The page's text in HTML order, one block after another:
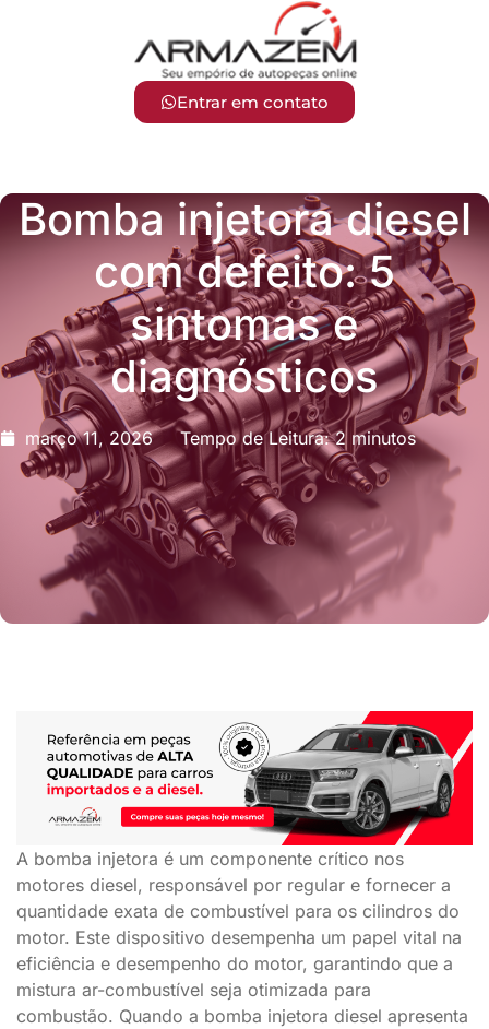
Entrar em contato
Bomba injetora diesel
com defeito: 5
sintomas e
diagnósticos
março 11, 2026 Tempo de Leitura: 2 minutos
A bomba injetora é um componente crítico nos
motores diesel, responsável por regular e fornecer a
quantidade exata de combustível para os cilindros do
motor. Este dispositivo desempenha um papel vital na
eficiência e desempenho do motor, garantindo que a
mistura ar-combustível seja otimizada para
combustão. Quando a bomba injetora diesel apresenta